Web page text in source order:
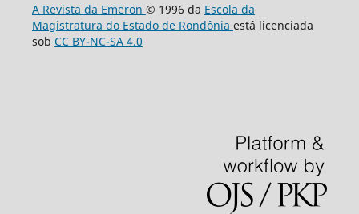
A Revista da Emeron © 1996 da Escola da
Magistratura do Estado de Rondônia está licenciada
sob CC BY-NC-SA 4.0